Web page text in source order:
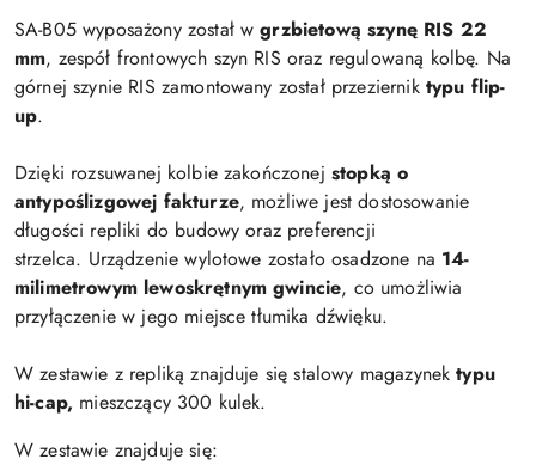
SA-B05 wyposażony został wgrzbietową szynę RIS 22
mm, zespół frontowych szyn RIS oraz regulowaną kolbę. Na
górnej szynie RIS zamontowany został przezierniktypu flip-
up.
Dzięki rozsuwanej kolbie zakończonej stopką o
antypoślizgowej fakturze, możliwe jest dostosowanie
długości repliki do budowy oraz preferencji
strzelca. Urządzenie wylotowe zostało osadzone na 14-
milimetrowym lewoskrętnym gwincie, co umożliwia
przyłączenie w jego miejsce tłumika dźwięku.
W zestawie z repliką znajduje się stalowy magazynek typu
hi-cap, mieszczący 300 kulek.
W zestawie znajduje się: